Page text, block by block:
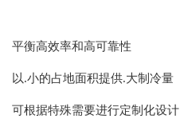
平衡高效率和高可靠性
以.小的占地面积提供.大制冷量
可根据特殊需要进行定制化设计